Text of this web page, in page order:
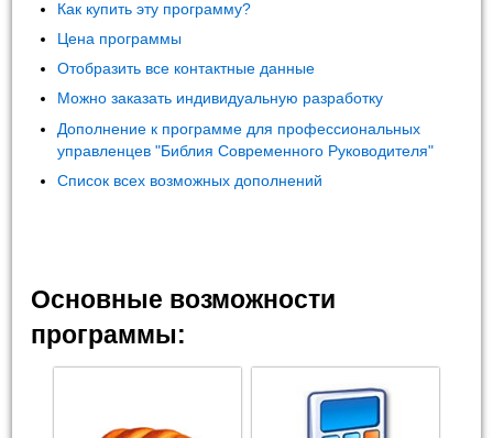
Как купить эту программу?
Цена программы
Отобразить все контактные данные
Можно заказать индивидуальную разработку
Дополнение к программе для профессиональных
управленцев "Библия Современного Руководителя"
Список всех возможных дополнений
Основные возможности
программы: